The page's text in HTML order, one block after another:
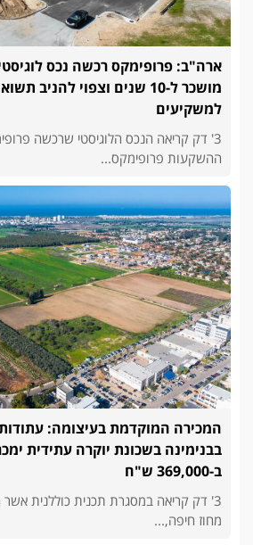
ארה"ב: פרופימקס רכשה נכס
מושכר ל-10 שנים וצפוי להניב
למשקיעים
3' דק קריאה הנכס הלוגיסטי שרכשה
ההשקעות פרופימקס...
המכירה המוקדמת בעיצומה:
בבנימינה בשכונת יוקרה עתידית
ב-369,000 ש"ח
3' דק קריאה במסגרת תכנית כוללנית
מחוז חיפה,...